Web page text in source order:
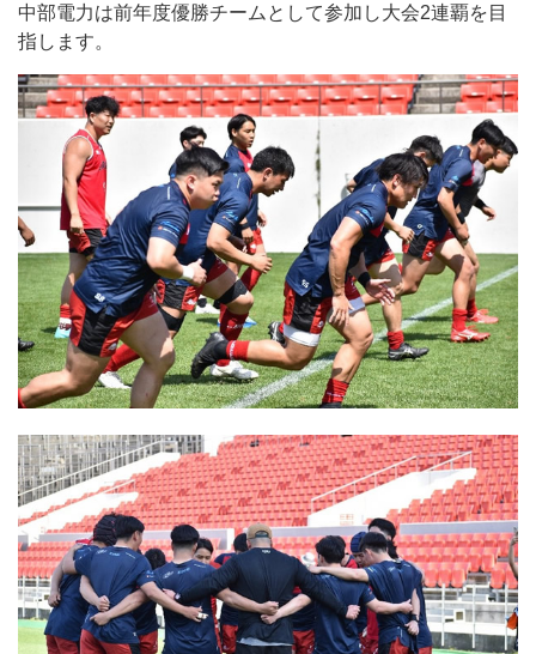
中部電力は前年度優勝チームとして参加し大会2連覇を目
指します。